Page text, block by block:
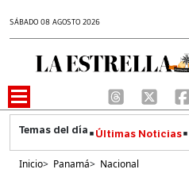
SÁBADO 08 AGOSTO 2026
Últimas Noticias
Inicio> Panamá> Nacional